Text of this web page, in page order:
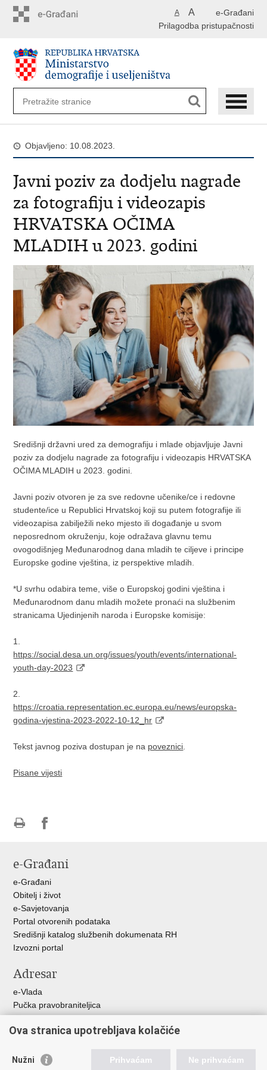
e-Građani
A A
Prilagodba pristupačnosti
Objavljeno: 10.08.2023.
Javni poziv za dodjelu nagrade
za fotografiju i videozapis
HRVATSKA OČIMA
MLADIH u 2023. godini
Središnji državni ured za demografiju i mlade objavljuje Javni
poziv za dodjelu nagrade za fotografiju i videozapis HRVATSKA
OČIMA MLADIH u 2023. godini.
Javni poziv otvoren je za sve redovne učenike/ce i redovne
studente/ice u Republici Hrvatskoj koji su putem fotografije ili
videozapisa zabilježili neko mjesto ili događanje u svom
neposrednom okruženju, koje odražava glavnu temu
ovogodišnjeg Međunarodnog dana mladih te ciljeve i principe
Europske godine vještina, iz perspektive mladih.
*U svrhu odabira teme, više o Europskoj godini vještina i
Međunarodnom danu mladih možete pronaći na službenim
stranicama Ujedinjenih naroda i Europske komisije:
1.
https://social.desa.un.org/issues/youth/events/international-
youth-day-2023
2.
https://croatia.representation.ec.europa.eu/news/europska-
godina-vjestina-2023-2022-10-12_hr
Tekst javnog poziva dostupan je na poveznici
Pisane vijesti
Facebooku
e-Građani
e-Građani
Obitelj i život
e-Savjetovanja
Portal otvorenih podataka
Središnji katalog službenih dokumenata RH
Izvozni portal
Adresar
e-Vlada
Pučka pravobraniteljica
Pravobraniteljica za ravnopravnost spolova
Pravobraniteljica za djecu
Povjerenik za informiranje
Ova stranica upotrebljava kolačiće
Nužni Prihvaćam Ne prihvaćam